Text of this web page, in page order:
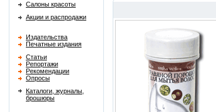
Салоны красоты
Акции и распродажи
Издательства
Печатные издания
Статьи
Репортажи
Рекомендации
Опросы
Каталоги, журналы,
брошюры